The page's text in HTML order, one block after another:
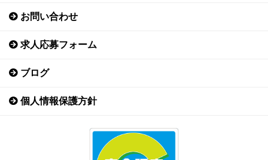
お問い合わせ
求人応募フォーム
ブログ
個人情報保護方針